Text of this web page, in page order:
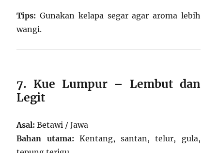
Tips: Gunakan kelapa segar agar aroma lebih
wangi.
7. Kue Lumpur – Lembut dan
Legit
Asal: Betawi / Jawa
Bahan utama: Kentang, santan, telur, gula,